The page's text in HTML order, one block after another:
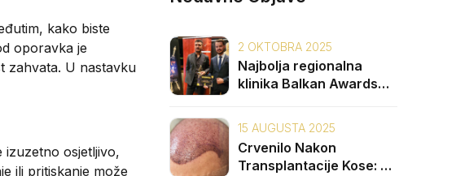
kako biste
oporavka je
zahvata. U nastavku
izuzetno osjetljivo,
ili pritiskanje može
2 OKTOBRA 2025
Najbolja regionalna
klinika Balkan Awards
15 AUGUSTA 2025
Crvenilo Nakon
Transplantacije Kose: 5